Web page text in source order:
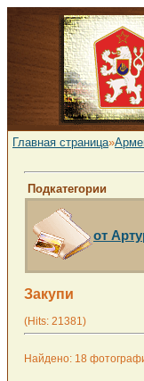
Главная страница»
Подкатегории
от
Закупи
(Hits: 21381)
Найдено: 18